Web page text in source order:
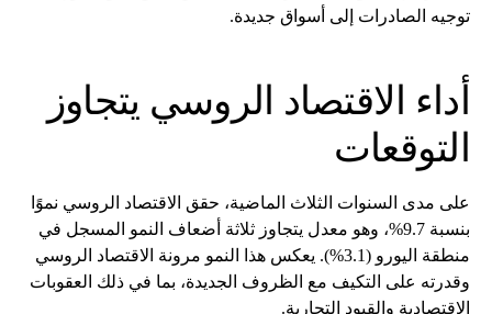
توجيه الصادرات إلى أسواق جديدة.
أداء الاقتصاد الروسي يتجاوز
التوقعات
على مدى السنوات الثلاث الماضية، حقق الاقتصاد الروسي نموًا
بنسبة 9.7%، وهو معدل يتجاوز ثلاثة أضعاف النمو المسجل في
منطقة اليورو (3.1%). يعكس هذا النمو مرونة الاقتصاد الروسي
وقدرته على التكيف مع الظروف الجديدة، بما في ذلك العقوبات
الاقتصادية والقيود التجارية.